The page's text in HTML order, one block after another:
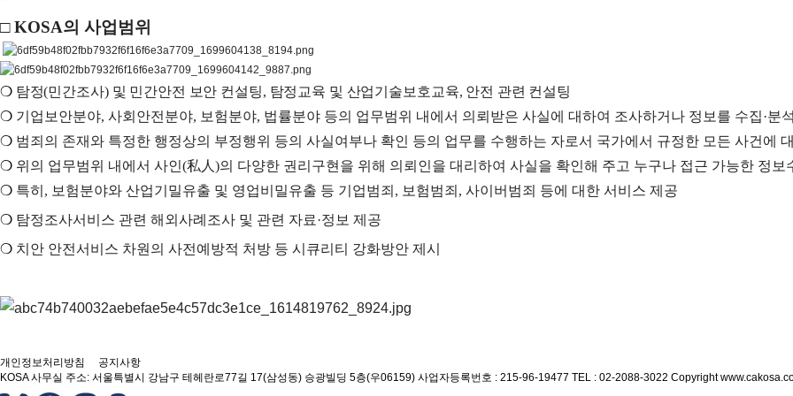
□KOSA의 사업범위
❍ 탐정(민간조사) 및 민간안전 보안 컨설팅, 탐정교육 및 산업기술보호교육, 안전 관련 컨설팅
❍ 기업보안분야, 사회안전분야, 보험분야, 법률분야 등의 업무범위 내에서 의뢰받은 사실에 대하여 조사하거나 정보를 수집·분
❍ 범죄의 존재와 특정한 행정상의 부정행위 등의 사실여부나 확인 등의 업무를 수행하는 자로서 국가에서 규정한 모든 사건에
❍ 위의 업무범위 내에서 사인(私人 )의 다양한 권리구현을 위해 의뢰인을 대리하여 사실을 확인해 주고 누구나 접근 가능한 정
❍ 특히 , 보험분야와 산업기밀유출 및 영업비밀유출 등 기업범죄 , 보험범죄 , 사이버범죄 등에 대한 서비스 제공
❍ 탐정조사서비스 관련 해외사례조사 및 관련 자료·정보 제공
❍ 치안 안전서비스 차원의 사전예방적 처방 등 시큐리티 강화방안 제시
개인정보처리방침
공지사항
KOSA 사무실 주소: 서울특별시 강남구 테헤란로77길 17(삼성동) 승광빌딩 5층(우06159) 사업자등록번호 : 215-96-19477 TEL : 02-2088-3022 Copyright